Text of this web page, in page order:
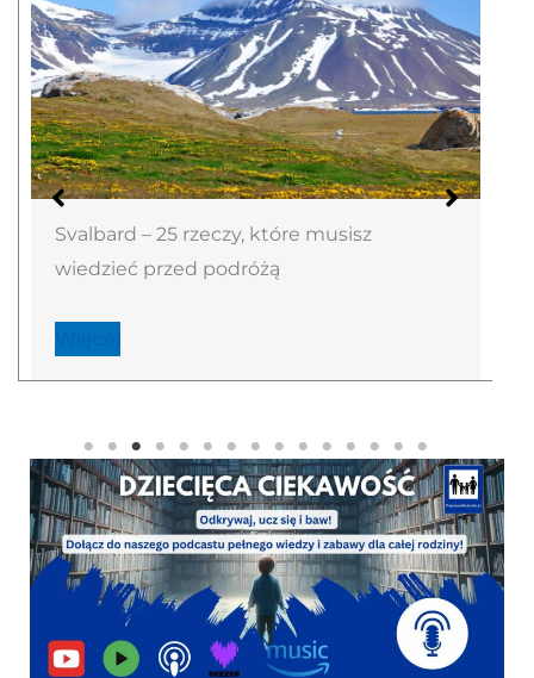
Svalbard – 25 rzeczy, które musisz
wiedzieć przed podróżą